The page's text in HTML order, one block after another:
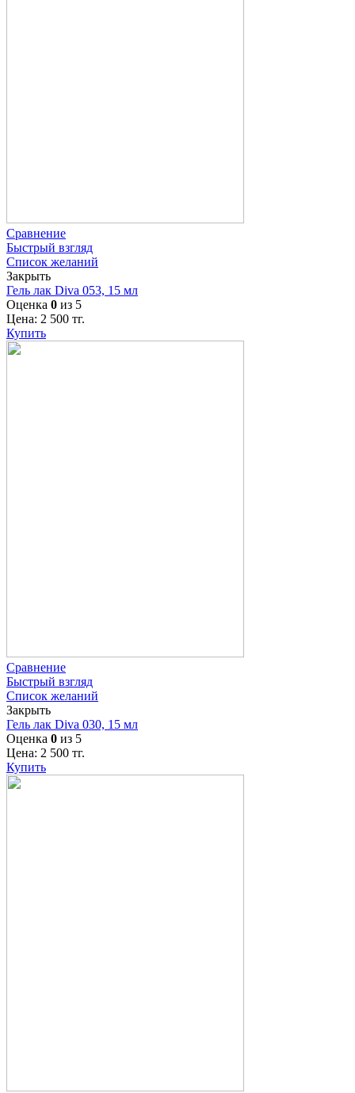
Сравнение
Быстрый взгляд
Список желаний
Закрыть
Гель лак Diva 053, 15 мл
Оценка 0 из 5
Цена: 2 500 тг.
Купить
Сравнение
Быстрый взгляд
Список желаний
Закрыть
Гель лак Diva 030, 15 мл
Оценка 0 из 5
Цена: 2 500 тг.
Купить